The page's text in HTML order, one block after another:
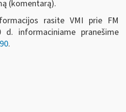
(komentarą).
rasite VMI prie FM
d. informaciniame pranešime
.